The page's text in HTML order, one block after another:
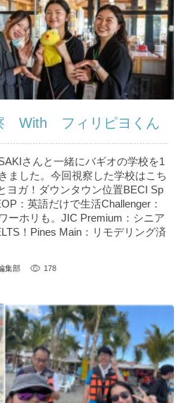
With フィリピヨくん
さんと一緒にバギオの学校を1
ました。今回視察した学校はこち
ヨガ！ダウンタウン位置BECI Sp
：英語だけで生活Challenger：
ーホリも。JIC Premium：シニア
！Pines Main：リモデリング済
集部 178